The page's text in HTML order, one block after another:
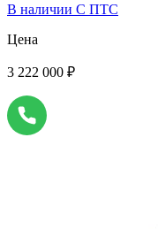
В наличии С ПТС
Цена
3 222 000 ₽